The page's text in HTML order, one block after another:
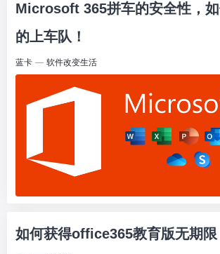
Microsoft 365拼车的安全性，
的上车队！
蓝卡 — 软件改变生活
如何获得office365教育版无期限